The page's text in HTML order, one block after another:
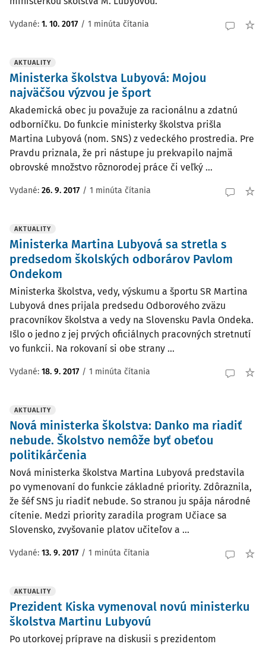
Vydané: 1. 10. 2017 / 1 minúta čítania
AKTUALITY
Ministerka školstva Lubyová: Mojou
najväčšou výzvou je šport
Akademická obec ju považuje za racionálnu a zdatnú
odborníčku. Do funkcie ministerky školstva prišla
Martina Lubyová (nom. SNS) z vedeckého prostredia. Pre
Pravdu priznala, že pri nástupe ju prekvapilo najmä
obrovské množstvo rôznorodej práce či veľký ...
Vydané: 26. 9. 2017 / 1 minúta čítania
AKTUALITY
Ministerka Martina Lubyová sa stretla s
predsedom školských odborárov Pavlom
Ondekom
Ministerka školstva, vedy, výskumu a športu SR Martina
Lubyová dnes prijala predsedu Odborového zväzu
pracovníkov školstva a vedy na Slovensku Pavla Ondeka.
Išlo o jedno z jej prvých oficiálnych pracovných stretnutí
vo funkcii. Na rokovaní si obe strany ...
Vydané: 18. 9. 2017 / 1 minúta čítania
AKTUALITY
Nová ministerka školstva: Danko ma riadiť
nebude. Školstvo nemôže byť obeťou
politikárčenia
Nová ministerka školstva Martina Lubyová predstavila
po vymenovaní do funkcie základné priority. Zdôraznila,
že šéf SNS ju riadiť nebude. So stranou ju spája národné
cítenie. Medzi priority zaradila program Učiace sa
Slovensko, zvyšovanie platov učiteľov a ...
Vydané: 13. 9. 2017 / 1 minúta čítania
AKTUALITY
Prezident Kiska vymenoval novú ministerku
školstva Martinu Lubyovú
Po utorkovej príprave na diskusii s prezidentom